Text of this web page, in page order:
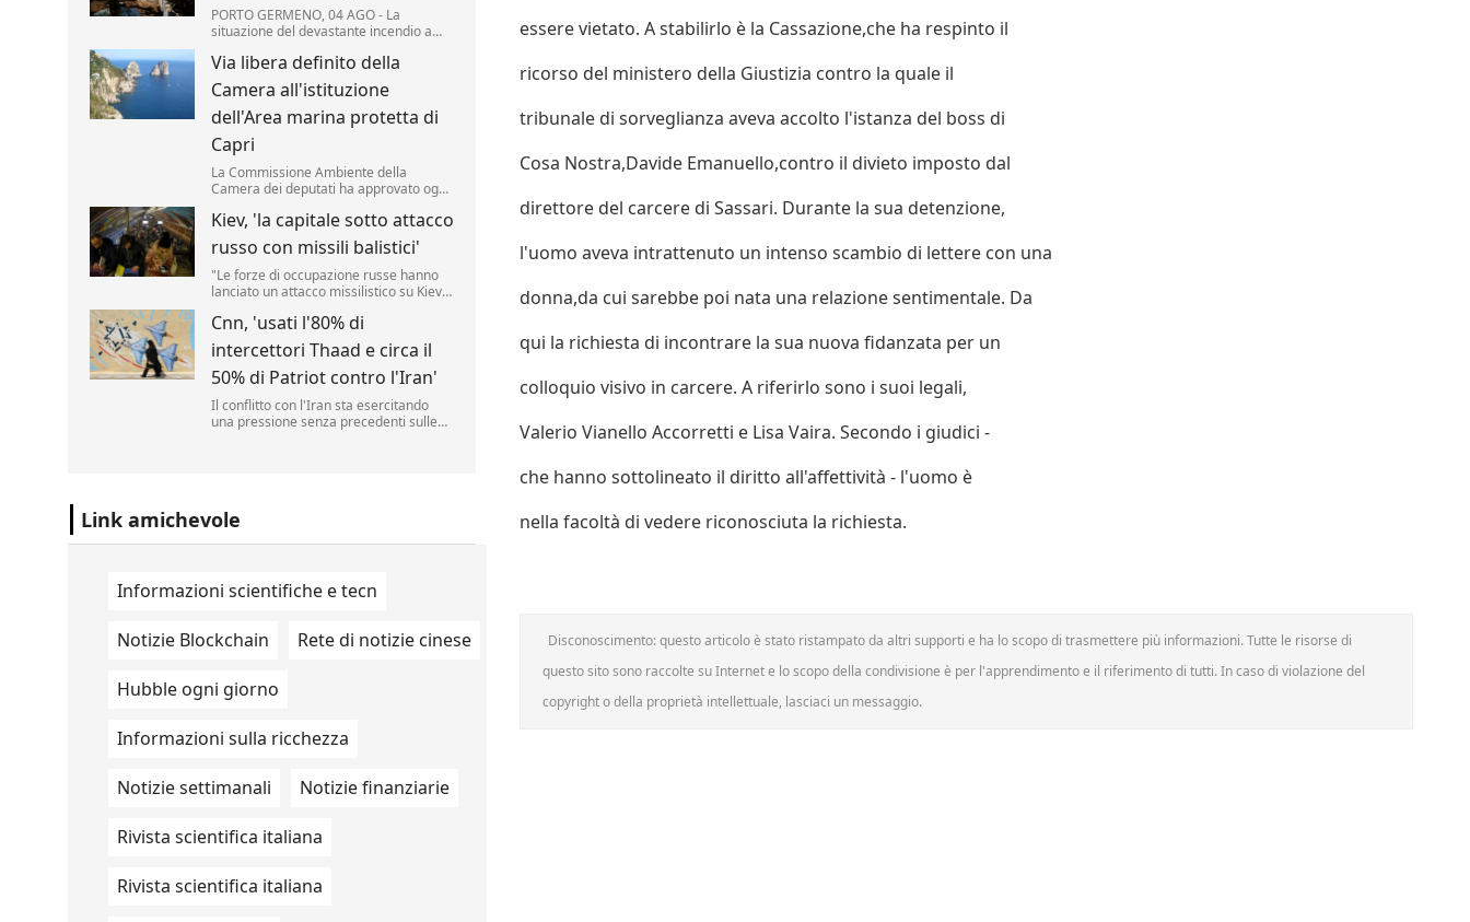
PORTO GERMENO, 04 AGO - La
situazione del devastante incendio a
migliorata", secondo i vigili del fuoco
mobilitati per il quinto giorno
consecutivo per domare le fiamme che
hanno colpito migliaia di ettari di pinete,
macchia ...
Via libera definito della
Camera all'istituzione
dell'Area marina protetta di
Capri
La Commissione Ambiente della
Camera dei deputati ha approvato oggi
per l'istituzione di un Area marina
protetta attorno all'isola di Capri.
Kiev, 'la capitale sotto attacco
russo con missili balistici'
"Le forze di occupazione russe hanno
lanciato un attacco missilistico su Kiev
esplosioni sono state udite in città". Lo
ha reso noto l'amministrazione militare
della capitale ucraina (Kmva), citato
dall'Ukrainska Pravda.
Cnn, 'usati l'80% di
intercettori Thaad e circa il
50% di Patriot contro l'Iran'
Il conflitto con l'Iran sta esercitando
una pressione senza precedenti sulle
Link amichevole
Informazioni scientifiche e tecn
Notizie Blockchain Rete di notizie cinese
Hubble ogni giorno
Informazioni sulla ricchezza
Notizie settimanali Notizie finanziarie
Rivista scientifica italiana
Rivista scientifica italiana
essere vietato. A stabilirlo è la Cassazione,che ha respinto il
ricorso del ministero della Giustizia contro la quale il
tribunale di sorveglianza aveva accolto l'istanza del boss di
Cosa Nostra,Davide Emanuello,contro il divieto imposto dal
direttore del carcere di Sassari. Durante la sua detenzione,
l'uomo aveva intrattenuto un intenso scambio di lettere con una
donna,da cui sarebbe poi nata una relazione sentimentale. Da
qui la richiesta di incontrare la sua nuova fidanzata per un
colloquio visivo in carcere. A riferirlo sono i suoi legali,
Valerio Vianello Accorretti e Lisa Vaira. Secondo i giudici -
che hanno sottolineato il diritto all'affettività - l'uomo è
nella facoltà di vedere riconosciuta la richiesta.
Disconoscimento: questo articolo è stato ristampato da altri supporti e ha lo scopo di trasmettere più informazioni. Tutte le risorse di
questo sito sono raccolte su Internet e lo scopo della condivisione è per l'apprendimento e il riferimento di tutti. In caso di violazione del
copyright o della proprietà intellettuale, lasciaci un messaggio.